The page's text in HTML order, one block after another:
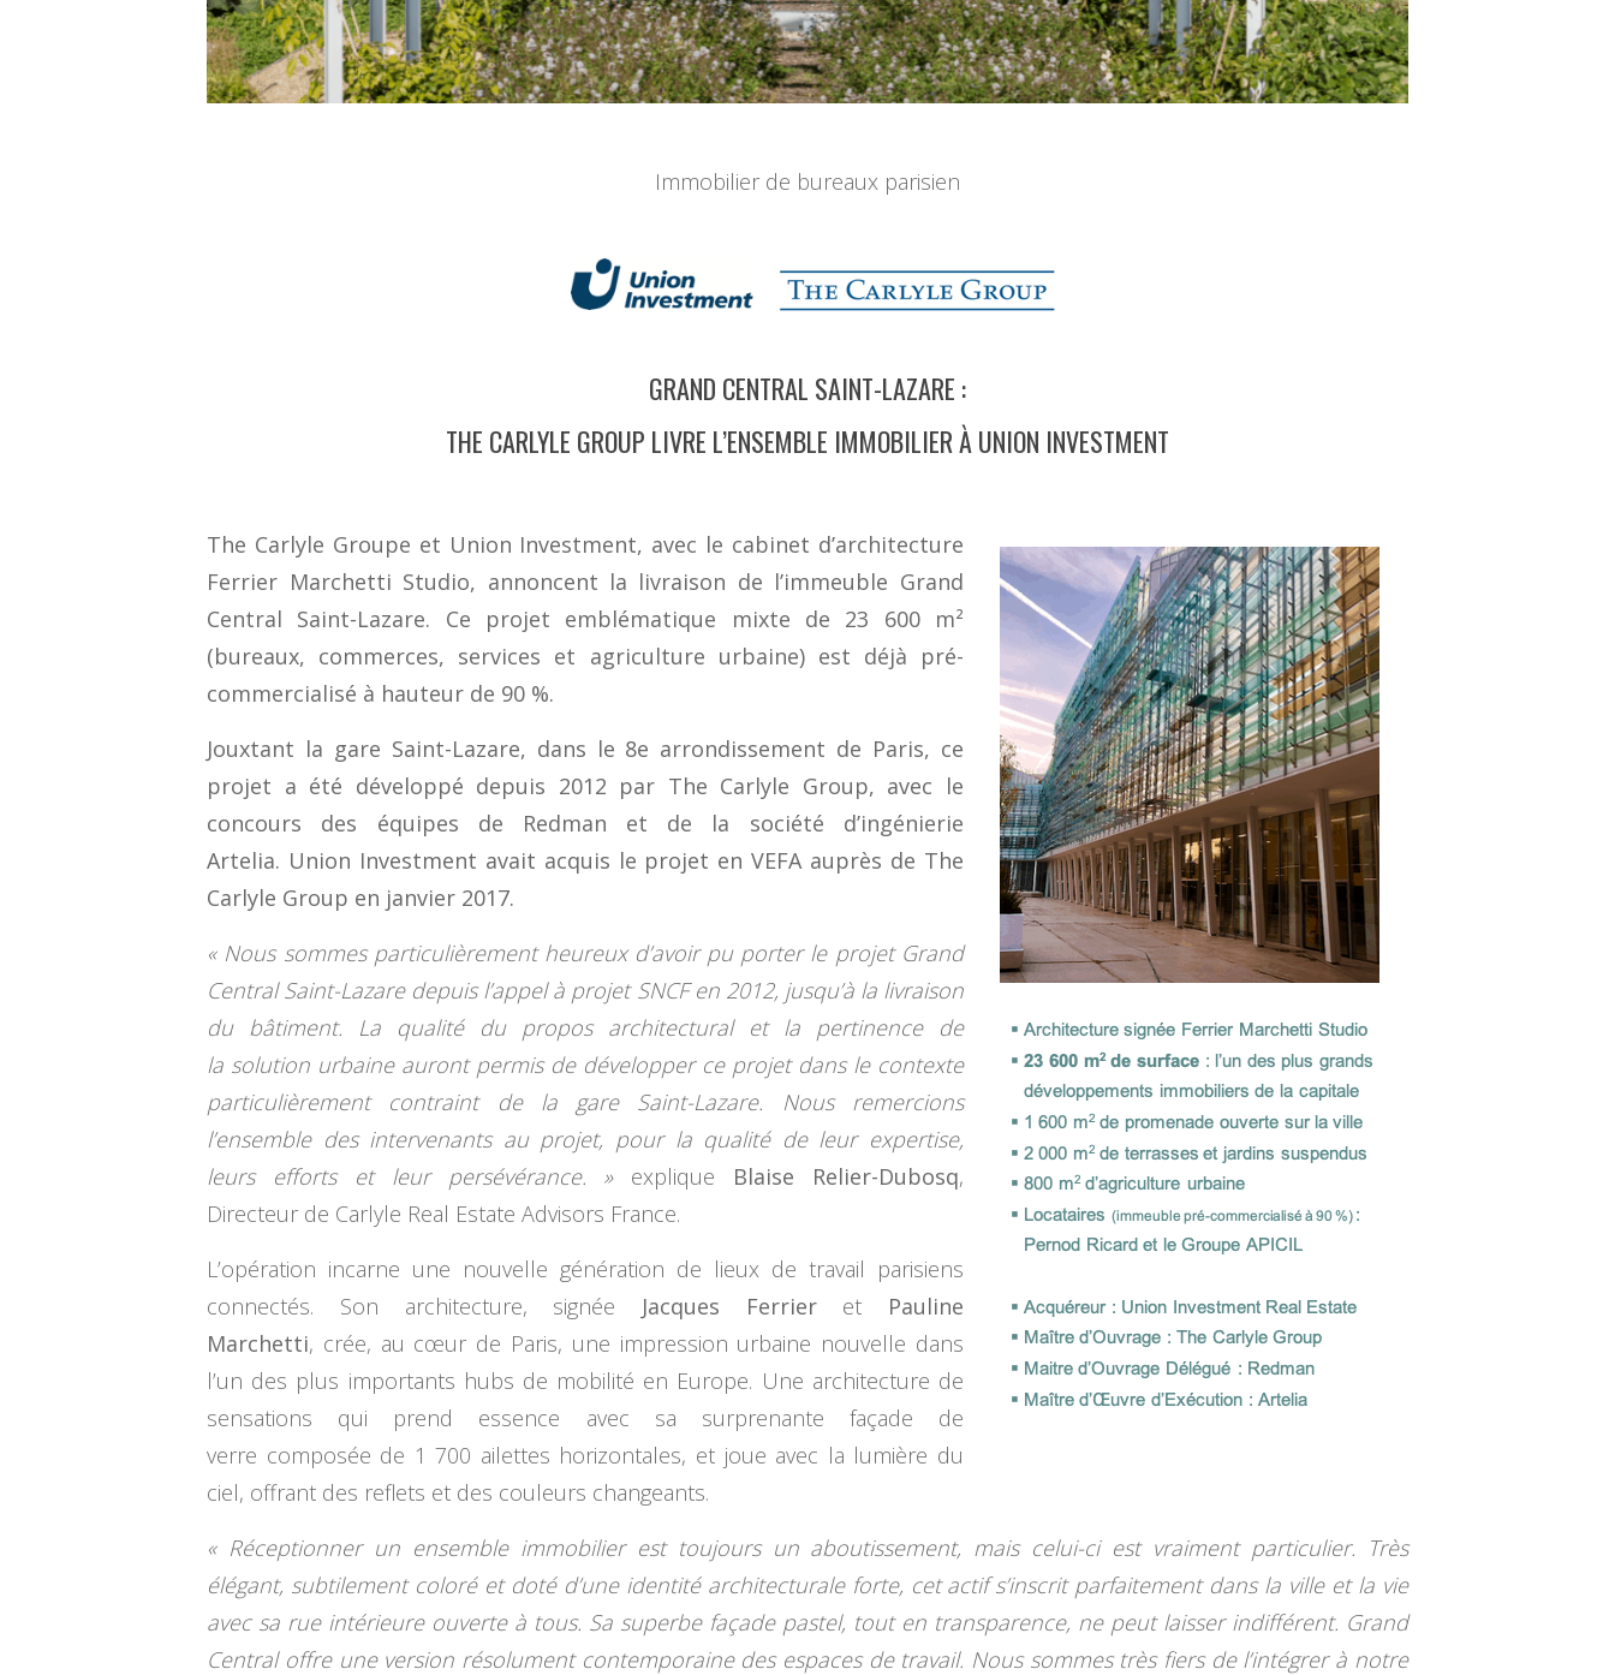
Immobilier de bureaux parisien
GRAND CENTRAL SAINT-LAZARE :
THE CARLYLE GROUP LIVRE L’ENSEMBLE IMMOBILIER À UNION INVESTMENT
The Carlyle Groupe et Union Investment, avec le cabinet d’architecture
Ferrier Marchetti Studio, annoncent la livraison de l’immeuble Grand
Central Saint-Lazare. Ce projet emblématique mixte de 23 600 m²
(bureaux, commerces, services et agriculture urbaine) est déjà pré-
commercialisé à hauteur de 90 %.
Jouxtant la gare Saint-Lazare, dans le 8e arrondissement de Paris, ce
projet a été développé depuis 2012 par The Carlyle Group, avec le
concours des équipes de Redman et de la société d’ingénierie
Artelia. Union Investment avait acquis le projet en VEFA auprès de The
Carlyle Group en janvier 2017.
« Nous sommes particulièrement heureux d’avoir pu porter le projet Grand
Central Saint-Lazare depuis l’appel à projet SNCF en 2012, jusqu’à la livraison
du bâtiment. La qualité du propos architectural et la pertinence de
la solution urbaine auront permis de développer ce projet dans le contexte
particulièrement contraint de la gare Saint-Lazare. Nous remercions
l’ensemble des intervenants au projet, pour la qualité de leur expertise,
leurs efforts et leur persévérance. »explique Blaise Relier-Dubosq,
Directeur de Carlyle Real Estate Advisors France.
L’opération incarne une nouvelle génération de lieux de travail parisiens
connectés. Son architecture, signée Jacques Ferrieret Pauline
Marchetti, crée, au cœur de Paris, une impression urbaine nouvelle dans
l’un des plus importants hubs de mobilité en Europe. Une architecture de
sensations qui prend essence avec sa surprenante façade de
verre composée de 1 700 ailettes horizontales, et joue avec la lumière du
ciel, offrant des reflets et des couleurs changeants.
« Réceptionner un ensemble immobilier est toujours un aboutissement, mais celui-ci est vraiment particulier. Très
élégant, subtilement coloré et doté d’une identité architecturale forte, cet actif s’inscrit parfaitement dans la ville et la vie
avec sa rue intérieure ouverte à tous. Sa superbe façade pastel, tout en transparence, ne peut laisser indifférent. Grand
Central offre une version résolument contemporaine des espaces de travail. Nous sommes très fiers de l’intégrer à notre